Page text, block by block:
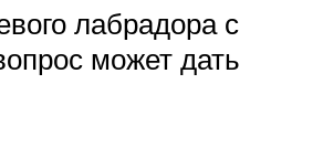
лабрадора с
может дать